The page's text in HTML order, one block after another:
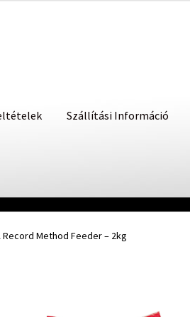
Szállítási Információ
Record Method Feeder – 2kg